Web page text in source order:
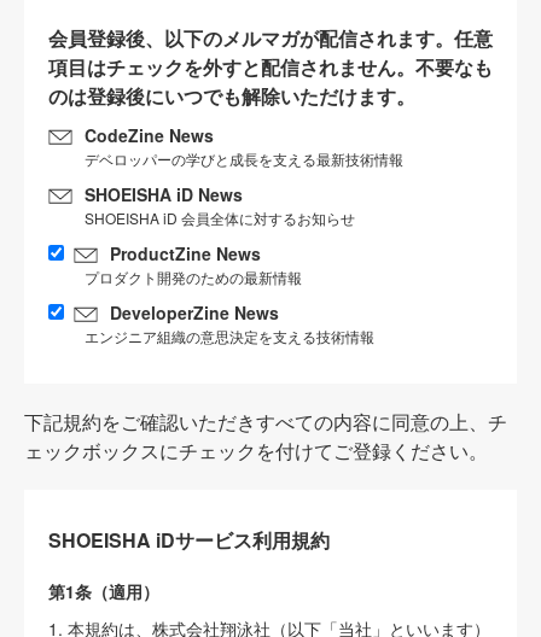
会員登録後、以下のメルマガが配信されます。任意
項目はチェックを外すと配信されません。不要なも
のは登録後にいつでも解除いただけます。
CodeZine News
デベロッパーの学びと成長を支える最新技術情報
SHOEISHA iD News
SHOEISHA iD 会員全体に対するお知らせ
ProductZine News
プロダクト開発のための最新情報
DeveloperZine News
エンジニア組織の意思決定を支える技術情報
下記規約をご確認いただきすべての内容に同意の上、チ
ェックボックスにチェックを付けてご登録ください。
SHOEISHA iDサービス利用規約
第1条（適用）
1. 本規約は、株式会社翔泳社（以下「当社」といいます）